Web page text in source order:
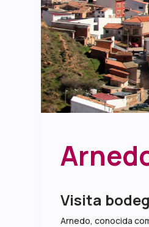
Visita
Arnedo, conocida